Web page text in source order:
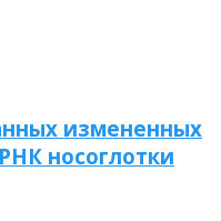
измененных
носоглотки